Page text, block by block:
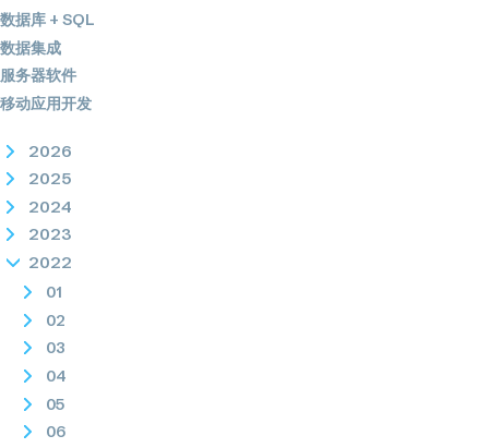
数据库 + SQL
数据集成
服务器软件
移动应用开发
2026
2025
2024
2023
2022
01
02
03
04
05
06